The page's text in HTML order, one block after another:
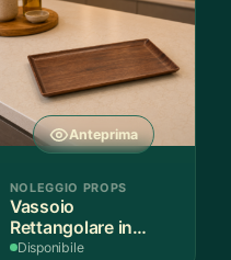
Anteprima
NOLEGGIO PROPS
Vassoio
Rettangolare in
Legno Scuro
Disponibile